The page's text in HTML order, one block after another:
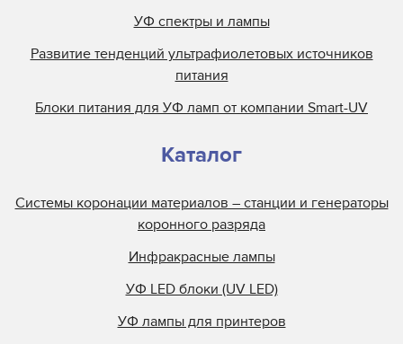
УФ спектры и лампы
Развитие тенденций ультрафиолетовых источников
питания
Блоки питания для УФ ламп от компании Smart-UV
Каталог
Системы коронации материалов – станции и генераторы
коронного разряда
Инфракрасные лампы
УФ LED блоки (UV LED)
УФ лампы для принтеров